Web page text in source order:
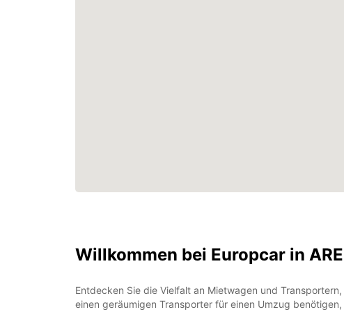
Willkommen bei Europcar in
Entdecken Sie die Vielfalt an Mietwagen und
einen geräumigen Transporter für einen Umzug